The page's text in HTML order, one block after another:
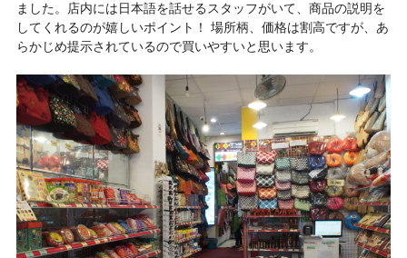
ました。店内には日本語を話せるスタッフがいて、商品の説明を
してくれるのが嬉しいポイント！ 場所柄、価格は割高ですが、あ
らかじめ提示されているので買いやすいと思います。